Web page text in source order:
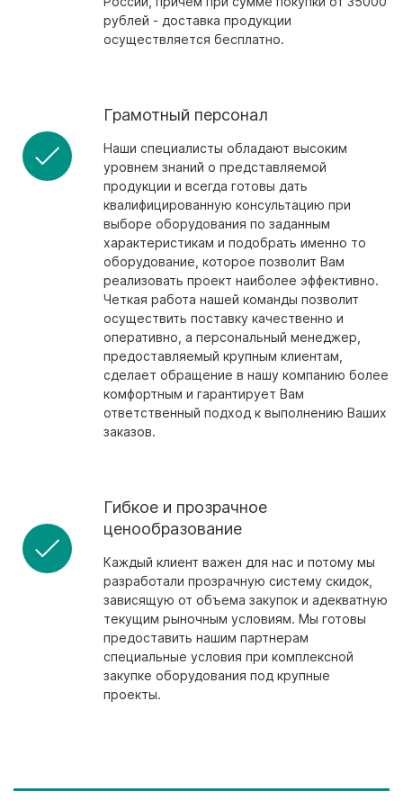
рублей - доставка продукции
осуществляется бесплатно.
Грамотный персонал
Наши специалисты обладают высоким
уровнем знаний о представляемой
продукции и всегда готовы дать
квалифицированную консультацию при
выборе оборудования по заданным
характеристикам и подобрать именно то
оборудование, которое позволит Вам
реализовать проект наиболее эффективно.
Четкая работа нашей команды позволит
осуществить поставку качественно и
оперативно, а персональный менеджер,
предоставляемый крупным клиентам,
сделает обращение в нашу компанию более
комфортным и гарантирует Вам
ответственный подход к выполнению Ваших
заказов.
Гибкое и прозрачное
ценообразование
Каждый клиент важен для нас и потому мы
разработали прозрачную систему скидок,
зависящую от объема закупок и адекватную
текущим рыночным условиям. Мы готовы
предоставить нашим партнерам
специальные условия при комплексной
закупке оборудования под крупные
проекты.